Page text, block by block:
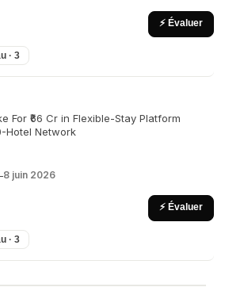
⚡ Évaluer
· 3
For ₹66 Cr in Flexible-Stay Platform
Hotel Network
8 juin 2026
⚡ Évaluer
· 3